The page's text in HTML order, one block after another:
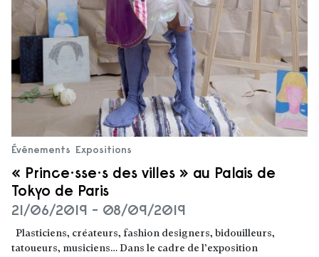
Événements Expositions
« Prince·sse·s des villes » au Palais de
Tokyo de Paris
21/06/2019 - 08/09/2019
Plasticiens, créateurs, fashion designers, bidouilleurs,
tatoueurs, musiciens… Dans le cadre de l’exposition